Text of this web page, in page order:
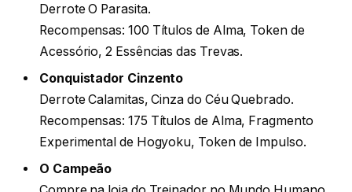
Derrote O Parasita.
Recompensas: 100 Títulos de Alma, Token de
Acessório, 2 Essências das Trevas.
Conquistador Cinzento
Derrote Calamitas, Cinza do Céu Quebrado.
Recompensas: 175 Títulos de Alma, Fragmento
Experimental de Hogyoku, Token de Impulso.
O Campeão